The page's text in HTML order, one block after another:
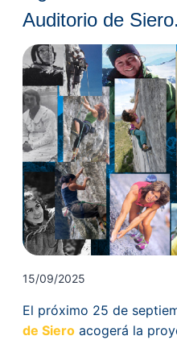
Auditorio de Siero.
15/09/2025
El próximo 25 de
de Siero acogerá la